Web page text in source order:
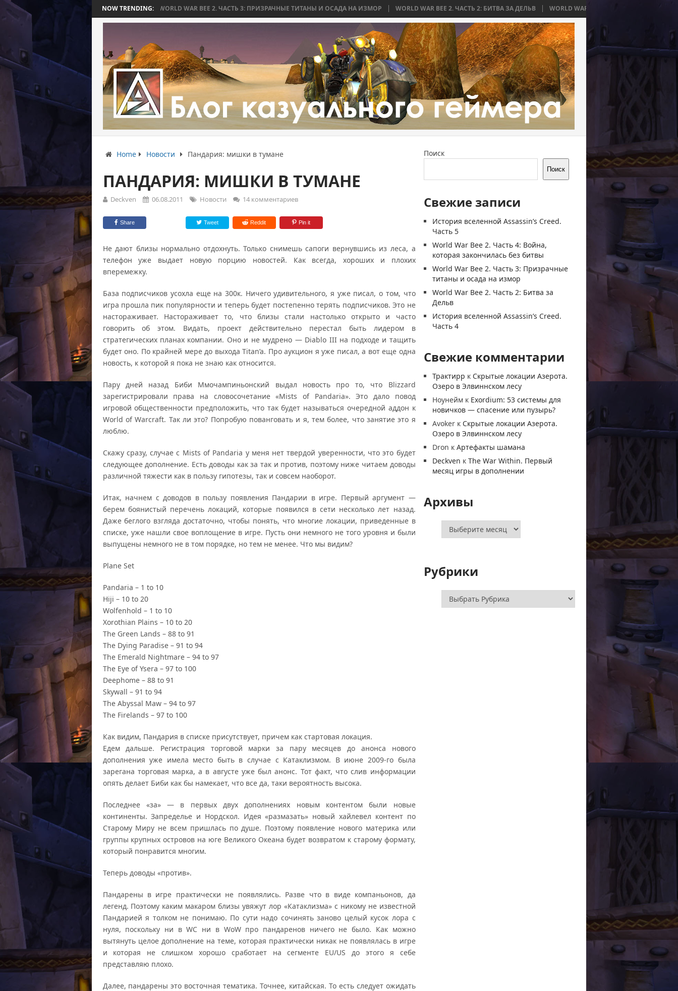
NOW TRENDING:
ЗАКОНЧИЛАСЬ БЕЗ БИТВЫ WORLD WAR BEE 2. ЧАСТЬ 3: ПРИЗРАЧНЫЕ ТИТАНЫ И ОСАДА НА ИЗМОР WORLD WAR BEE 2. ЧАСТЬ 2: БИТВА ЗА ДЕЛЬВ WORLD WAR BEE 2. ЧАСТЬ 1: ПРИЧИНЫ И НАЧАЛО
Home Новости Пандария: мишки в тумане
ПАНДАРИЯ: МИШКИ В ТУМАНЕ
Deckven 06.08.2011 Новости 14 комментариев
Share Tweet Reddit Pin it
Не дают близы нормально отдохнуть. Только снимешь сапоги вернувшись из леса, а
телефон уже выдает новую порцию новостей. Как всегда, хороших и плохих
вперемежку.
База подписчиков усохла еще на 300к. Ничего удивительного, я уже писал, о том, что
игра прошла пик популярности и теперь будет постепенно терять подписчиков. Это не
настораживает. Настораживает то, что близы стали настолько открыто и часто
говорить об этом. Видать, проект действительно перестал быть лидером в
стратегических планах компании. Оно и не мудрено — Diablo III на подходе и тащить
будет оно. По крайней мере до выхода Titan’a. Про аукцион я уже писал, а вот еще одна
новость, к которой я пока не знаю как относится.
Пару дней назад Биби Ммочампиньонский выдал новость про то, что Blizzard
зарегистрировали права на словосочетание «Mists of Pandaria». Это дало повод
игровой общественности предположить, что так будет называться очередной аддон к
World of Warcraft. Так ли это? Попробую пованговать и я, тем более, что занятие это я
люблю.
Скажу сразу, случае с Mists of Pandaria у меня нет твердой уверенности, что это будет
следующее дополнение. Есть доводы как за так и против, поэтому ниже читаем доводы
различной тяжести как в пользу гипотезы, так и совсем наоборот.
Итак, начнем с доводов в пользу появления Пандарии в игре. Первый аргумент —
берем боянистый перечень локаций, которые появился в сети несколько лет назад.
Даже беглого взгляда достаточно, чтобы понять, что многие локации, приведенные в
списке, уже нашли свое воплощение в игре. Пусть они немного не того уровня и были
выпущены немного не в том порядке, но тем не менее. Что мы видим?
Plane Set
Pandaria – 1 to 10
Hiji – 10 to 20
Wolfenhold – 1 to 10
Xorothian Plains – 10 to 20
The Green Lands – 88 to 91
The Dying Paradise – 91 to 94
The Emerald Nightmare – 94 to 97
The Eye of Ysera – 97 to 100
Deephome – 88 to 91
Skywall – 91 to 94
The Abyssal Maw – 94 to 97
The Firelands – 97 to 100
Как видим, Пандария в списке присутствует, причем как стартовая локация.
Едем дальше. Регистрация торговой марки за пару месяцев до анонса нового
дополнения уже имела место быть в случае с Катаклизмом. В июне 2009-го была
зарегана торговая марка, а в августе уже был анонс. Тот факт, что слив информации
опять делает Биби как бы намекает, что все да, таки вероятность высока.
Последнее «за» — в первых двух дополнениях новым контентом были новые
континенты. Запределье и Нордскол. Идея «размазать» новый хайлевел контент по
Старому Миру не всем пришлась по душе. Поэтому появление нового материка или
группы крупных островов на юге Великого Океана будет возвратом к старому формату,
который понравится многим.
Теперь доводы «против».
Пандарены в игре практически не появлялись. Разве что в виде компаньонов, да
легенд. Поэтому каким макаром близы увяжут лор «Катаклизма» с никому не известной
Пандарией я толком не понимаю. По сути надо сочинять заново целый кусок лора с
нуля, поскольку ни в WC ни в WoW про пандаренов ничего не было. Как можно
вытянуть целое дополнение на теме, которая практически никак не появлялась в игре
и которая не слишком хорошо сработает на сегменте EU/US до этого я себе
представляю плохо.
Далее, пандарены это восточная тематика. Точнее, китайская. То есть следует ожидать
Поиск
Поиск
Свежие записи
История вселенной Assassin’s Creed.
Часть 5
World War Bee 2. Часть 4: Война,
которая закончилась без битвы
World War Bee 2. Часть 3: Призрачные
титаны и осада на измор
World War Bee 2. Часть 2: Битва за
Дельв
История вселенной Assassin’s Creed.
Часть 4
Свежие комментарии
Трактирр к Скрытые локации Азерота.
Озеро в Элвиннском лесу
Ноунейм к Exordium: 53 системы для
новичков — спасение или пузырь?
Avoker к Скрытые локации Азерота.
Озеро в Элвиннском лесу
Dron кАртефакты шамана
Deckven кThe War Within. Первый
месяц игры в дополнении
Архивы
Архивы
Рубрики
Рубрики